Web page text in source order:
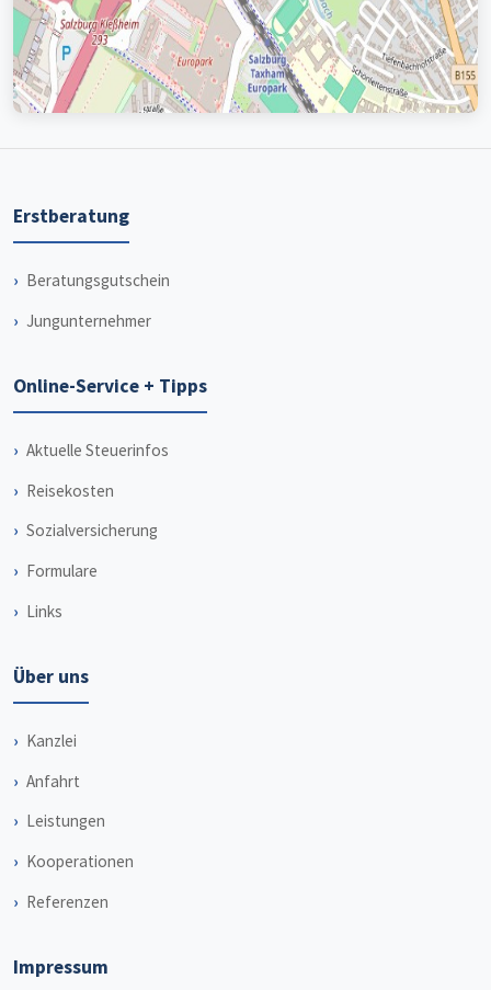
Erstberatung
Beratungsgutschein
Jungunternehmer
Online-Service + Tipps
Aktuelle Steuerinfos
Reisekosten
Sozialversicherung
Formulare
Links
Über uns
Kanzlei
Anfahrt
Leistungen
Kooperationen
Referenzen
Impressum